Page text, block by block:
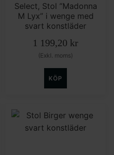
Select, Stol ”Madonna
M Lyx” i wenge med
svart konstläder
1 199,20 kr
(Exkl. moms)
KÖP